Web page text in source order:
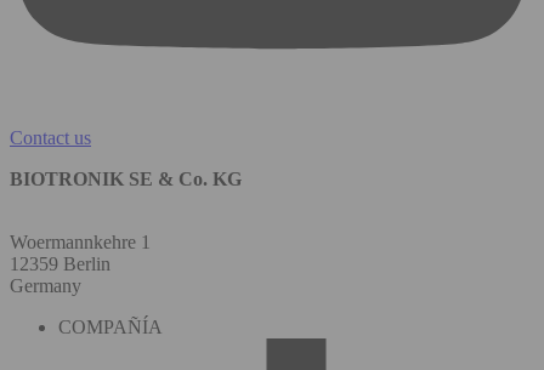
Contact us
BIOTRONIK SE & Co. KG
Woermannkehre 1
12359 Berlin
Germany
COMPAÑÍA